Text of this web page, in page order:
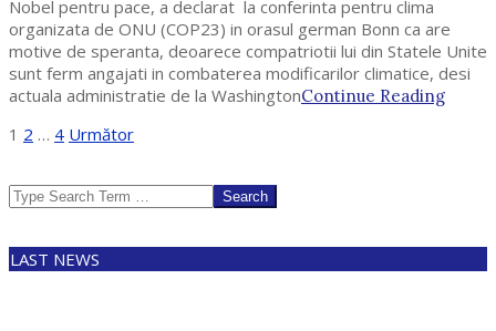
Nobel pentru pace, a declarat la conferinta pentru clima
organizata de ONU (COP23) in orasul german Bonn ca are
motive de speranta, deoarece compatriotii lui din Statele Unite
sunt ferm angajati in combaterea modificarilor climatice, desi
actuala administratie de la WashingtonContinue Reading
Paginație
articole
1 2 … 4 Următor
Search
LAST NEWS